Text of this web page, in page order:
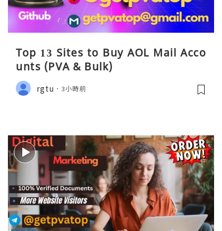
Top 13 Sites to Buy AOL Mail Acco
unts (PVA & Bulk)
rgtu 3小時前